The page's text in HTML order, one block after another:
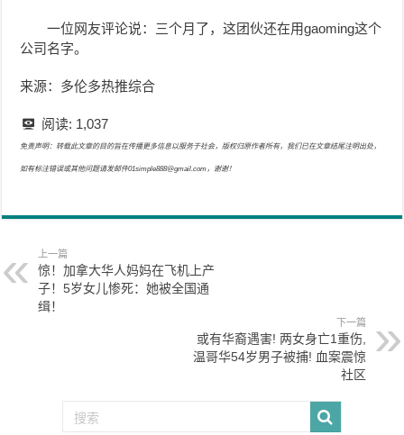
一位网友评论说：三个月了，这团伙还在用gaoming这个
公司名字。
来源：多伦多热推综合
阅读: 1,037
免责声明：转载此文章的目的旨在传播更多信息以服务于社会，版权归原作者所有，我们已在文章结尾注明出处，
如有标注错误或其他问题请发邮件01simple888@gmail.com，谢谢！
上一篇
惊！加拿大华人妈妈在飞机上产
子！5岁女儿惨死：她被全国通
缉！
下一篇
或有华裔遇害! 两女身亡1重伤,
温哥华54岁男子被捕! 血案震惊
社区